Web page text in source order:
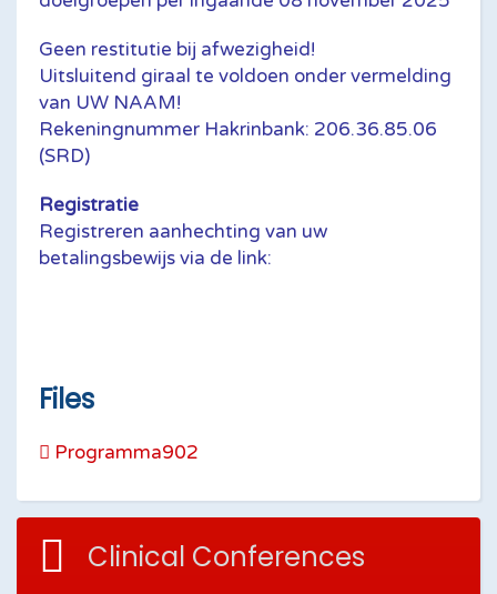
Geen restitutie bij afwezigheid!
Uitsluitend giraal te voldoen onder vermelding
van UW NAAM!
Rekeningnummer Hakrinbank: 206.36.85.06
(SRD)
Registratie
Registreren aanhechting van uw
betalingsbewijs via de link:
Files
Programma902
Clinical Conferences